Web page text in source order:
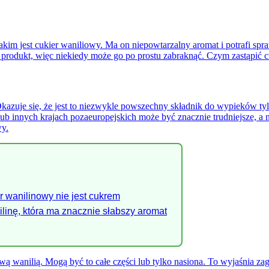
jest cukier waniliowy. Ma on niepowtarzalny aromat i potrafi
więc niekiedy może go po prostu zabraknąć. Czym
się, że jest to niezwykle powszechny składnik do wypieków
innych krajach pozaeuropejskich może być znacznie trudniejsze,
wanilinowy nie jest cukrem
która ma znacznie słabszy aromat
wanilią. Mogą być to całe części lub tylko nasiona. To wyjaśnia